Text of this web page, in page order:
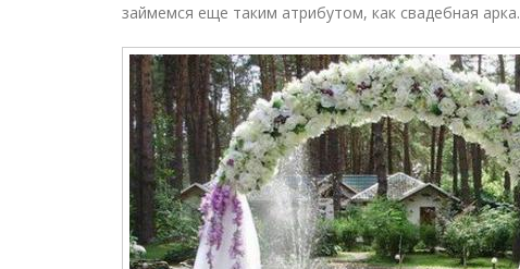
займемся еще таким атрибутом, как свадебная арка.